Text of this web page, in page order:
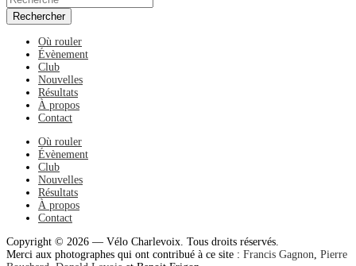
Rechercher
Où rouler
Évènement
Club
Nouvelles
Résultats
À propos
Contact
Où rouler
Évènement
Club
Nouvelles
Résultats
À propos
Contact
Copyright © 2026 — Vélo Charlevoix. Tous droits réservés.
Merci aux photographes qui ont contribué à ce site : Francis Gagnon Pierre